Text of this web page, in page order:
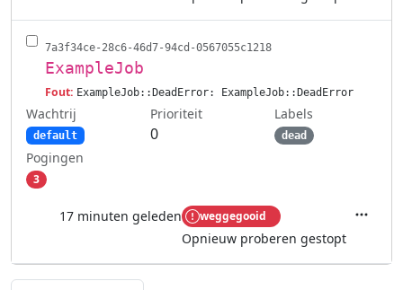
7a3f34ce-28c6-46d7-94cd-0567055c1218
ExampleJob
Fout: ExampleJob::DeadError: ExampleJob::DeadError
Wachtrij
default
Prioriteit
0
Labels
dead
Pogingen
3
17 minuten geleden weggegooid
Opnieuw proberen gestopt